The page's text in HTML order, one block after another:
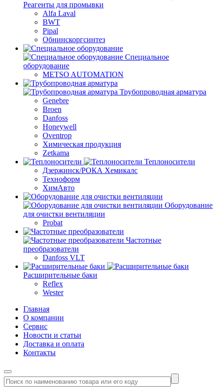
Реагенты для промывки
Alfa Laval
BWT
Pipal
Обнинскоргсинтез
Специальное
оборудование
METSO AUTOMATION
Трубопроводная арматура
Genebre
Broen
Danfoss
Honeywell
Oventrop
Химическая продукция
Zetkama
Теплоносители
Дзержинск/РОКА Хемикалс
Техноформ
ХимАвто
Оборудование
для очистки вентиляции
Probat
Частотные
преобразователи
Danfoss VLT
Расширительные баки
Reflex
Wester
Главная
О компании
Сервис
Новости и статьи
Доставка и оплата
Контакты